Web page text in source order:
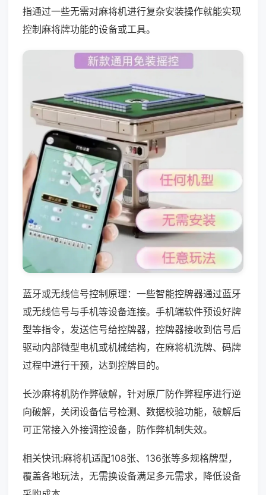
指通过一些无需对麻将机进行复杂安装操作就能实现
控制麻将牌功能的设备或工具。
蓝牙或无线信号控制原理：一些智能控牌器通过蓝牙
或无线信号与手机等设备连接。手机端软件预设好牌
型等指令，发送信号给控牌器，控牌器接收到信号后
驱动内部微型电机或机械结构，在麻将机洗牌、码牌
过程中进行干预，达到控牌目的。
长沙麻将机防作弊破解，针对原厂防作弊程序进行逆
向破解，关闭设备信号检测、数据校验功能，破解后
可正常接入外接调控设备，防作弊机制失效。
相关快讯:麻将机适配108张、136张等多规格牌型，
覆盖各地玩法，无需换设备满足多元需求，降低设备